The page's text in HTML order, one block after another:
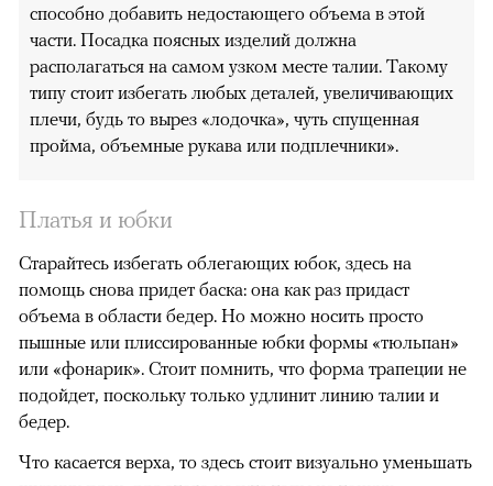
способно добавить недостающего объема в этой
части. Посадка поясных изделий должна
располагаться на самом узком месте талии. Такому
типу стоит избегать любых деталей, увеличивающих
плечи, будь то вырез «лодочка», чуть спущенная
пройма, объемные рукава или подплечники».
Платья и юбки
Старайтесь избегать облегающих юбок, здесь на
помощь снова придет баска: она как раз придаст
объема в области бедер. Но можно носить просто
пышные или плиссированные юбки формы «тюльпан»
или «фонарик». Стоит помнить, что форма трапеции не
подойдет, поскольку только удлинит линию талии и
бедер.
Что касается верха, то здесь стоит визуально уменьшать